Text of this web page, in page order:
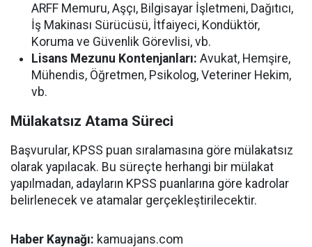
ARFF Memuru, Aşçı, Bilgisayar İşletmeni, Dağıtıcı,
İş Makinası Sürücüsü, İtfaiyeci, Kondüktör,
Koruma ve Güvenlik Görevlisi, vb.
Lisans Mezunu Kontenjanları: Avukat, Hemşire,
Mühendis, Öğretmen, Psikolog, Veteriner Hekim,
vb.
Mülakatsız Atama Süreci
Başvurular, KPSS puan sıralamasına göre mülakatsız
olarak yapılacak. Bu süreçte herhangi bir mülakat
yapılmadan, adayların KPSS puanlarına göre kadrolar
belirlenecek ve atamalar gerçekleştirilecektir.
Haber Kaynağı: kamuajans.com